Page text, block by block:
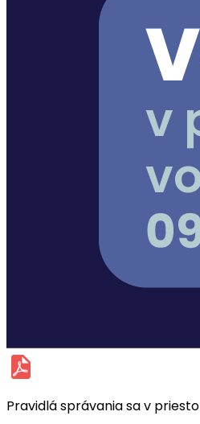
Pravidlá správania sa v